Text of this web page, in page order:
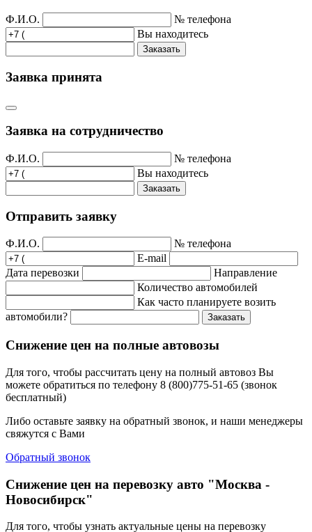
Ф.И.О.
№ телефона
Вы находитесь
Заказать
Заявка принята
Заявка на сотрудничество
Ф.И.О.
№ телефона
Вы находитесь
Заказать
Отправить заявку
Ф.И.О.
№ телефона
E-mail
Дата перевозки
Направление
Количество автомобилей
Как часто планируете возить
автомобили?
Заказать
Снижение цен на полные автовозы
Для того, чтобы рассчитать цену на полный автовоз Вы
можете обратиться по телефону 8 (800)775-51-65 (звонок
бесплатный)
Либо оставьте заявку на обратный звонок, и наши менеджеры
свяжутся с Вами
Обратный звонок
Снижение цен на перевозку авто "Москва -
Новосибирск"
Для того, чтобы узнать актуальные цены на перевозку